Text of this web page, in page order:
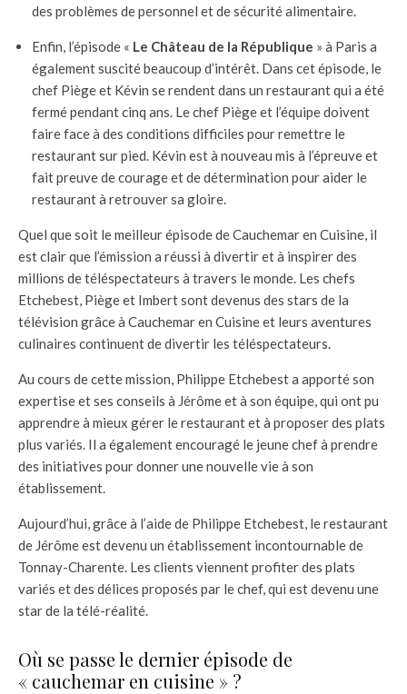
des problèmes de personnel et de sécurité alimentaire.
Enfin, l’épisode « Le Château de la République » à Paris a
également suscité beaucoup d’intérêt. Dans cet épisode, le
chef Piège et Kévin se rendent dans un restaurant qui a été
fermé pendant cinq ans. Le chef Piège et l’équipe doivent
faire face à des conditions difficiles pour remettre le
restaurant sur pied. Kévin est à nouveau mis à l’épreuve et
fait preuve de courage et de détermination pour aider le
restaurant à retrouver sa gloire.
Quel que soit le meilleur épisode de Cauchemar en Cuisine, il
est clair que l’émission a réussi à divertir et à inspirer des
millions de téléspectateurs à travers le monde. Les chefs
Etchebest, Piège et Imbert sont devenus des stars de la
télévision grâce à Cauchemar en Cuisine et leurs aventures
culinaires continuent de divertir les téléspectateurs.
Au cours de cette mission, Philippe Etchebest a apporté son
expertise et ses conseils à Jérôme et à son équipe, qui ont pu
apprendre à mieux gérer le restaurant et à proposer des plats
plus variés. Il a également encouragé le jeune chef à prendre
des initiatives pour donner une nouvelle vie à son
établissement.
Aujourd’hui, grâce à l’aide de Philippe Etchebest, le restaurant
de Jérôme est devenu un établissement incontournable de
Tonnay-Charente. Les clients viennent profiter des plats
variés et des délices proposés par le chef, qui est devenu une
star de la télé-réalité.
Où se passe le dernier épisode de
« cauchemar en cuisine » ?